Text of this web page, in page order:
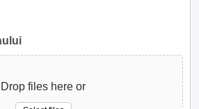
Drop files here or